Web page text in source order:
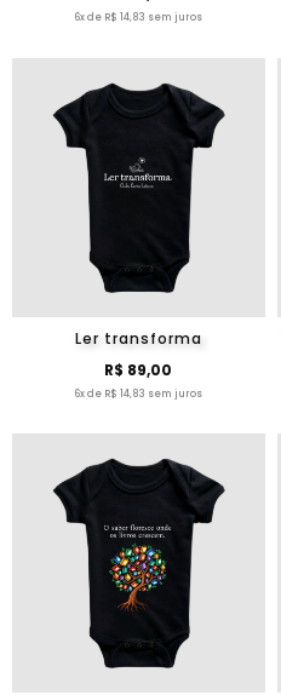
6x de R$ 14,83 sem juros
Ler transforma
R$ 89,00
6x de R$ 14,83 sem juros